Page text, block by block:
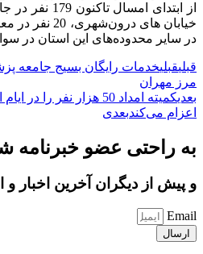
در سایر محدوده‌های این استان در
قبلیقبلیخدمات رایگان بسیج جامعه
مرز مهران
بعدی
کمیته امداد 50 هزار نفر
اعزام می‌کندبعدی
به راحتی عضو خبرنامه
و پیش از دیگران آخرین اخبار
Email
ارسال